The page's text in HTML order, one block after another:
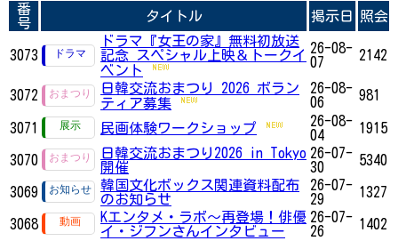
番
号
タイトル 掲示日 照会
3073
ドラマ『女王の家』無料初放送
記念 スペシャル上映＆トークイ
ベント
26-08-
07
2142
3072
日韓交流おまつり 2026 ボラン
ティア募集
26-08-
06
981
3071 民画体験ワークショップ
26-08-
04
1915
3070
日韓交流おまつり2026 in Tokyo
開催
26-07-
30
5340
3069
韓国文化ボックス関連資料配布
のお知らせ
26-07-
29
1327
3068
Kエンタメ・ラボ～再登場！俳優
イ・ジフンさんインタビュー
26-07-
26
1402